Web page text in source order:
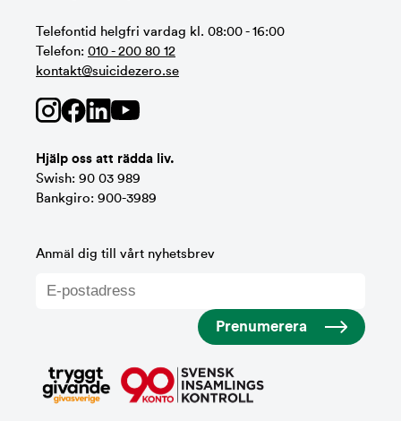
Telefontid helgfri vardag kl. 08:00 - 16:00
Telefon: 010 - 200 80 12
kontakt@suicidezero.se
Hjälp oss att rädda liv.
Swish: 90 03 989
Bankgiro: 900-3989
Anmäl dig till vårt nyhetsbrev
Prenumerera